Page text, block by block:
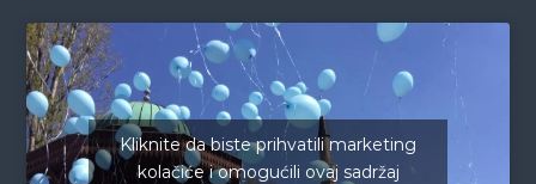
Kliknite da biste prihvatili marketing
kolačiće i omogućili ovaj sadržaj